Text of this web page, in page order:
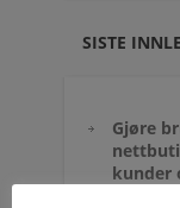
SISTE
Gjøre
kunder